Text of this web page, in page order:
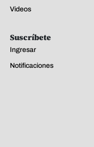
Videos
Suscríbete
Ingresar
Notificaciones